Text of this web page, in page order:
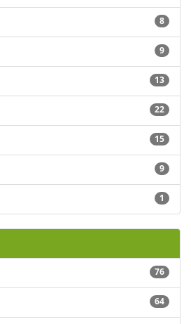
8
9
13
22
15
9
1
76
64